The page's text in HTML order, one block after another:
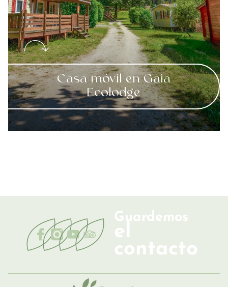
Casa móvil en Gaia
Ecolodge
Guardemos
el
contacto